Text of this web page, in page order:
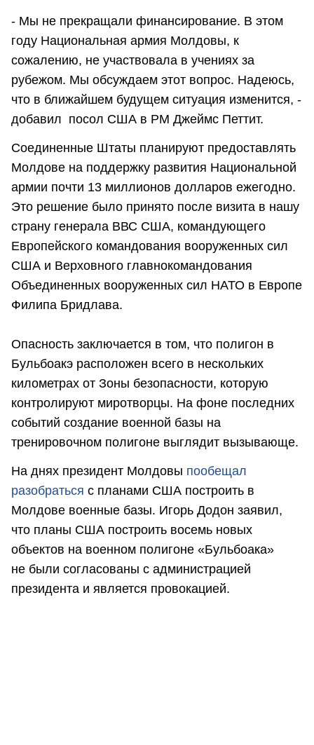
- Мы не прекращали финансирование. В этом
году Национальная армия Молдовы, к
сожалению, не участвовала в учениях за
рубежом. Мы обсуждаем этот вопрос. Надеюсь,
что в ближайшем будущем ситуация изменится, -
добавил посол США в РМ Джеймс Петтит.
Соединенные Штаты планируют предоставлять
Молдове на поддержку развития Национальной
армии почти 13 миллионов долларов ежегодно.
Это решение было принято после визита в нашу
страну генерала ВВС США, командующего
Европейского командования вооруженных сил
США и Верховного главнокомандования
Объединенных вооруженных сил НАТО в Европе
Филипа Бридлава.
Опасность заключается в том, что полигон в
Бульбоакэ расположен всего в нескольких
километрах от Зоны безопасности, которую
контролируют миротворцы. На фоне последних
событий создание военной базы на
тренировочном полигоне выглядит вызывающе.
На днях президент Молдовы пообещал
разобраться с планами США построить в
Молдове военные базы. Игорь Додон заявил,
что планы США построить восемь новых
объектов на военном полигоне «Бульбоака»
не были согласованы с администрацией
президента и является провокацией.